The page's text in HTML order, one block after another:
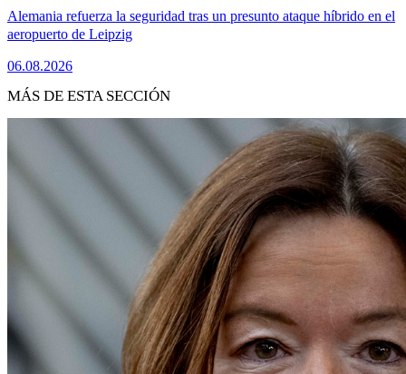
Alemania refuerza la seguridad tras un presunto ataque híbrido en el
aeropuerto de Leipzig
06.08.2026
MÁS DE ESTA SECCIÓN